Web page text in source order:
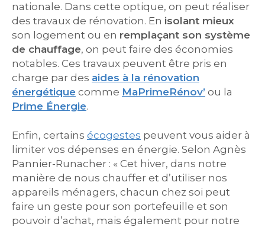
nationale. Dans cette optique, on peut réaliser
des travaux de rénovation. En isolant mieux
son logement ou en remplaçant son système
de chauffage, on peut faire des économies
notables. Ces travaux peuvent être pris en
charge par des aides à la rénovation
énergétique comme MaPrimeRénov’ ou la
Prime Énergie.
Enfin, certains écogestes peuvent vous aider à
limiter vos dépenses en énergie. Selon Agnès
Pannier-Runacher : « Cet hiver, dans notre
manière de nous chauffer et d’utiliser nos
appareils ménagers, chacun chez soi peut
faire un geste pour son portefeuille et son
pouvoir d’achat, mais également pour notre